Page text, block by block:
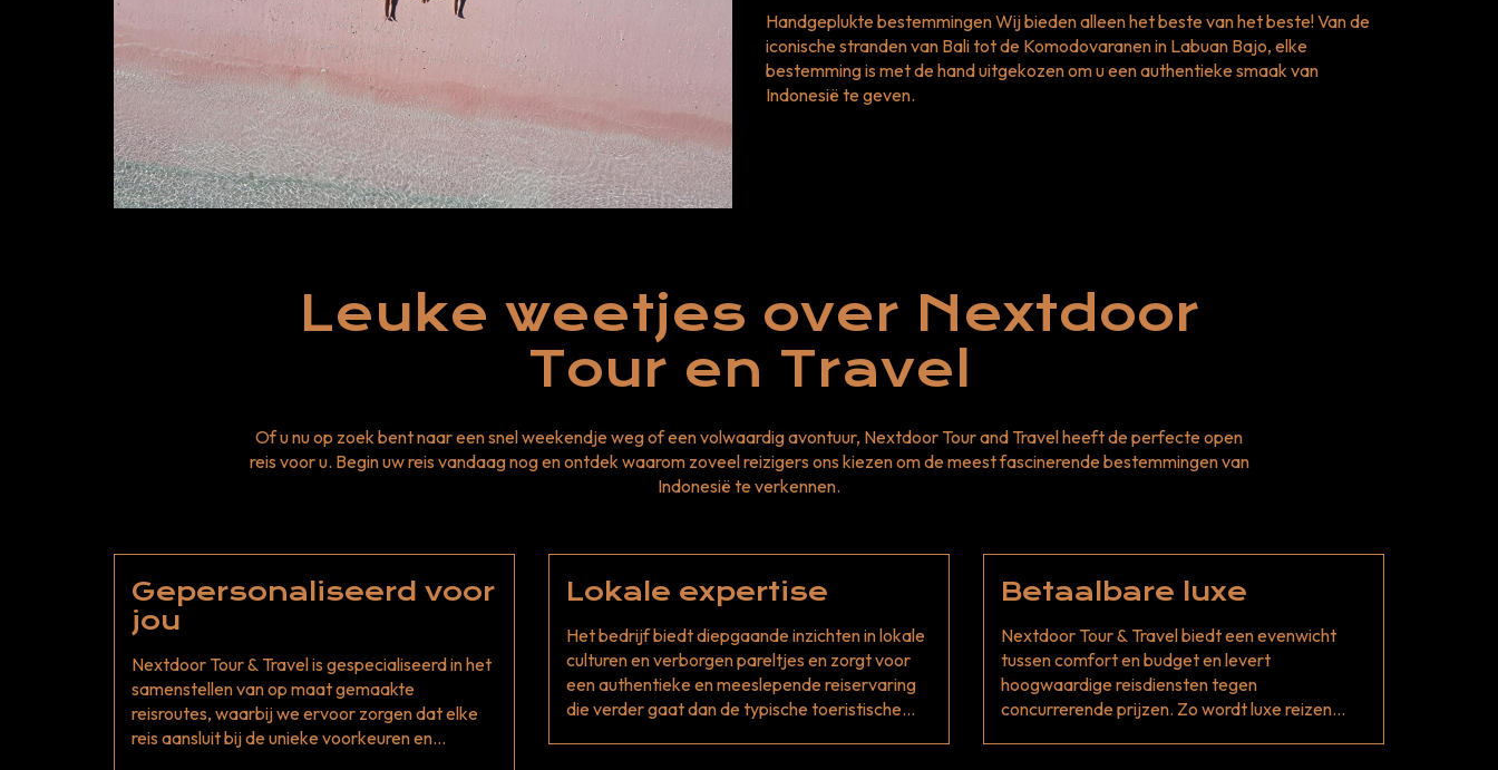
Handgeplukte bestemmingen Wij bieden alleen het beste van het beste! Van de
iconische stranden van Bali tot de Komodovaranen in Labuan Bajo, elke
bestemming is met de hand uitgekozen om u een authentieke smaak van
Indonesië te geven.
Leuke weetjes over Nextdoor
Tour en Travel
Of u nu op zoek bent naar een snel weekendje weg of een volwaardig avontuur, Nextdoor Tour and Travel heeft de perfecte open
reis voor u. Begin uw reis vandaag nog en ontdek waarom zoveel reizigers ons kiezen om de meest fascinerende bestemmingen van
Indonesië te verkennen.
Gepersonaliseerd voor
jou
Nextdoor Tour & Travel is gespecialiseerd in het
samenstellen van op maat gemaakte
reisroutes, waarbij we ervoor zorgen dat elke
reis aansluit bij de unieke voorkeuren en
Lokale expertise
Het bedrijf biedt diepgaande inzichten in lokale
culturen en verborgen pareltjes en zorgt voor
een authentieke en meeslepende reiservaring
die verder gaat dan de typische toeristische
Betaalbare luxe
Nextdoor Tour & Travel biedt een evenwicht
tussen comfort en budget en levert
hoogwaardige reisdiensten tegen
concurrerende prijzen. Zo wordt luxe reizen